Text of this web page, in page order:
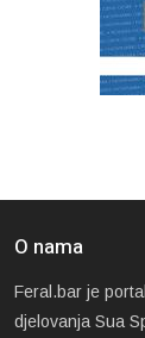
O nama
Feral.bar je
djelovanja Sua